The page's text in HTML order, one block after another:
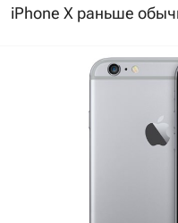
iPhone X раньше